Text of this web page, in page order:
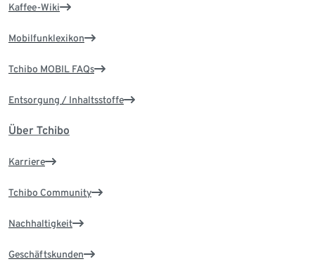
Kaffee-Wiki
Mobilfunklexikon
Tchibo MOBIL FAQs
Entsorgung / Inhaltsstoffe
Über Tchibo
Karriere
Tchibo Community
Nachhaltigkeit
Geschäftskunden